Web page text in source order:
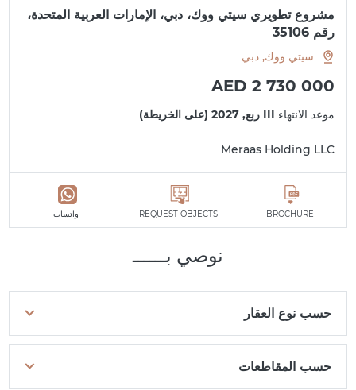
مشروع تطويري سيتي ووك، دبي، الإمارات العربية المتحدة،
رقم 35106
سيتي ووك, دبي
AED 2 730 000
موعد الانتهاء III ربع, 2027 (على الخريطة)
Meraas Holding LLC
BROCHURE
REQUEST OBJECTS واتساب
نوصي بــــــ
حسب نوع العقار
حسب المقاطعات